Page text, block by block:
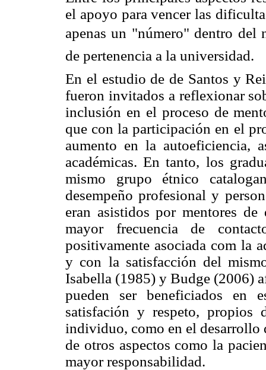
el apoyo para vencer las
apenas un "número" dentro del
de pertenencia a la universidad.
En el estudio de de Santos y
fueron invitados a reflexionar
inclusión en el proceso de
que con la participación en el
aumento en la autoeficiencia,
académicas. En tanto, los
mismo grupo étnico
desempeño profesional y
eran asistidos por mentores
mayor frecuencia de
positivamente asociada com la
y con la satisfacción del
Isabella (1985) y Budge (2006)
pueden ser beneficiados en
satisfación y respeto, propios
individuo, como en el desarrollo
de otros aspectos como la
mayor responsabilidad.